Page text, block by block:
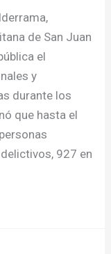
de San Juan
el
y
durante los
que hasta el
927 en